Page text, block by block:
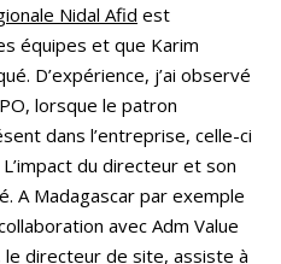
Nidal Afid est
équipes et que Karim
D’expérience, j’ai observé
lorsque le patron
dans l’entreprise, celle-ci
du directeur et son
A Madagascar par exemple
avec Adm Value
le directeur de site, assiste à